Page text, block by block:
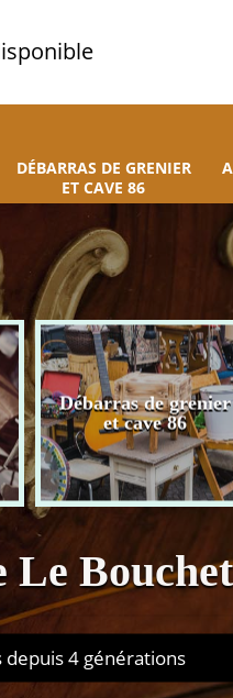
DÉBARRAS DE GRENIER
ET CAVE 86
Débarras de grenier
et cave 86
4 générations